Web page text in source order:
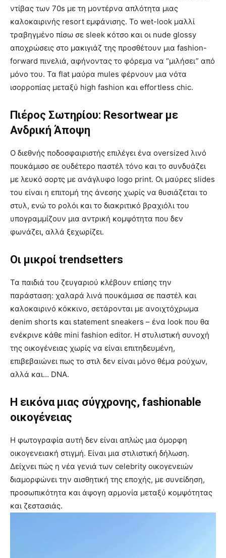
ντίβας των 70s με τη μοντέρνα απλότητα μιας
καλοκαιρινής resort εμφάνισης. Το wet-look μαλλί
τραβηγμένο πίσω σε sleek κότσο και οι nude glossy
αποχρώσεις στο μακιγιάζ της προσθέτουν μια fashion-
forward πινελιά, αφήνοντας το φόρεμα να “μιλήσει” από
μόνο του. Τα flat μαύρα mules φέρνουν μια νότα
ισορροπίας μεταξύ high fashion και effortless chic.
Πιέρος Σωτηρίου: Resortwear με
Ανδρική Άποψη
Ο διεθνής ποδοσφαιριστής επιλέγει ένα oversized λινό
πουκάμισο σε ουδέτερο παστέλ τόνο και το συνδυάζει
με λευκό σορτς με ανάγλυφο logo print. Οι μαύρες slides
του είναι η επιτομή της άνεσης χωρίς να θυσιάζεται το
στυλ, ενώ το ρολόι και το διακριτικό βραχιόλι του
υπογραμμίζουν μια αντρική κομψότητα που δεν
φωνάζει, αλλά ξεχωρίζει.
Οι μικροί trendsetters
Τα παιδιά του ζευγαριού κλέβουν επίσης την
παράσταση: χαλαρά λινά πουκάμισα σε παστέλ και
καλοκαιρινό κόκκινο, σετάρονται με ανοιχτόχρωμα
denim shorts και statement sneakers – ένα look που θα
ενέκρινε κάθε mini fashion editor. Η στυλιστική συνοχή
της οικογένειας χωρίς να είναι επιτηδευμένη,
επιβεβαιώνει πως το στιλ δεν είναι μόνο θέμα ρούχων,
αλλά και… DNA.
Η εικόνα μιας σύγχρονης, fashionable
οικογένειας
Η φωτογραφία αυτή δεν είναι απλώς μια όμορφη
οικογενειακή στιγμή. Είναι μια στιλιστική δήλωση.
Δείχνει πώς η νέα γενιά των celebrity οικογενειών
διαμορφώνει την αισθητική της εποχής, με συνείδηση,
προσωπικότητα και άψογη αρμονία μεταξύ κομψότητας
και ζεστασιάς.